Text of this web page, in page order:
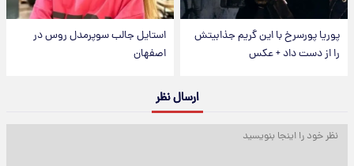
پوریا پورسرخ با این گریم جذابیتش
را از دست داد + عکس
استایل جالب سوپرمدل روس در
اصفهان
ارسال نظر